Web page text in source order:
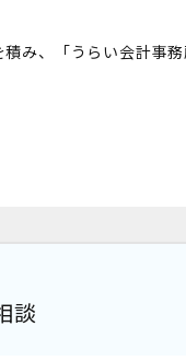
み、「うらい会計事務
談